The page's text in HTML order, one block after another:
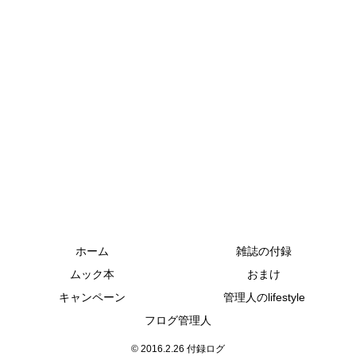
ホーム
雑誌の付録
ムック本
おまけ
キャンペーン
管理人のlifestyle
フログ管理人
© 2016.2.26 付録ログ